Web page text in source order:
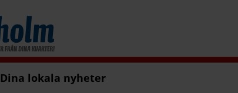
Dina lokala nyheter